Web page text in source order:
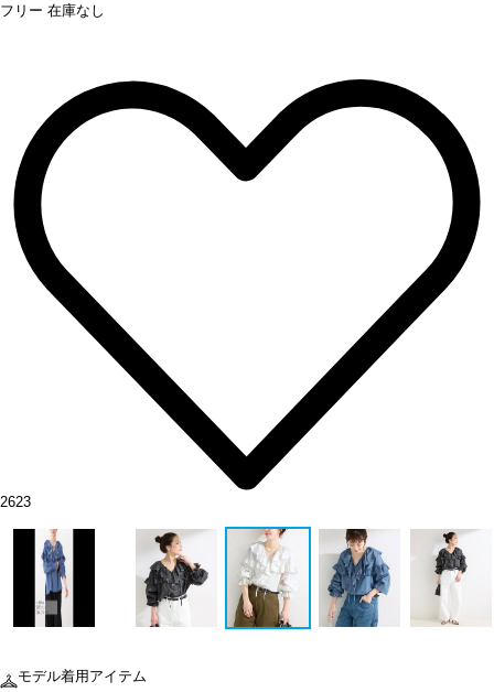
フリー 在庫なし
2623
モデル着用アイテム